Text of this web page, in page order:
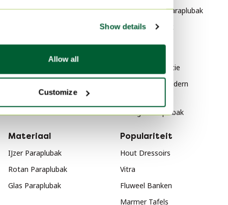
Show details
Allow all
Customize
Artemide Kapstokken
Artemide Spiegels
Rob Eckhardt Paraplubak
Giso Paraplubak
Vintage Decoratie
Mid Century Modern
Vintage Paraplubak
Materiaal
IJzer Paraplubak
Rotan Paraplubak
Glas Paraplubak
Populariteit
Hout Dressoirs
Vitra
Fluweel Banken
Marmer Tafels